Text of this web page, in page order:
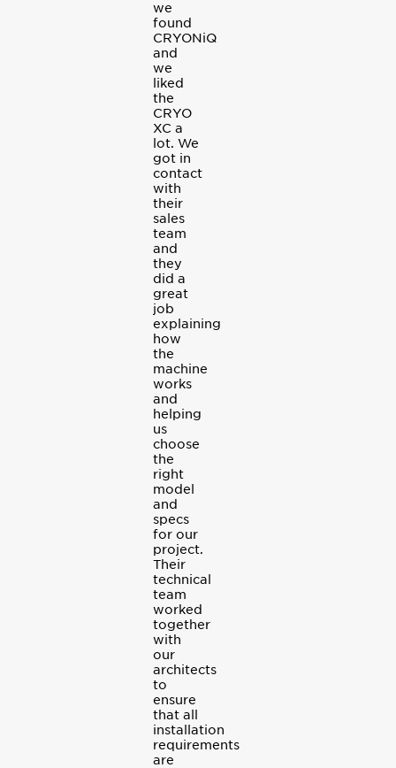
we
found
CRYONiQ
and
we
liked
the
CRYO
XC a
lot. We
got in
contact
with
their
sales
team
and
they
did a
great
job
explaining
how
the
machine
works
and
helping
us
choose
the
right
model
and
specs
for our
project.
Their
technical
team
worked
together
with
our
architects
to
ensure
that all
installation
requirements
are